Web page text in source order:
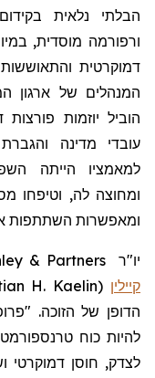
הבלתי נלאית
ורפורמה מוסדית,
דמוקרטית
הוביל יוזמות
עובדי מדינה
למאמציו הייתה
ומחוצה לה, וטיפחו
ומאפשרות השתתפות
יו"ר & Partners
קיילין (
H. Kaelin
הדופן של הזוכה.
להיות כוח
לצדק, חוסן דמוקרטי